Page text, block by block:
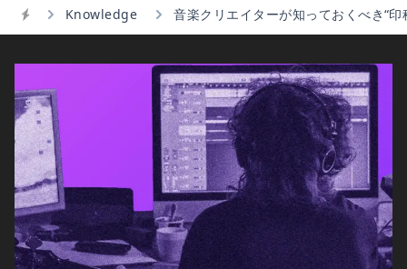
Knowledge 音楽クリエイターが知っておくべき“印